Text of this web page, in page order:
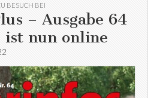
BESUCH BEI
– Ausgabe 64
ist nun online